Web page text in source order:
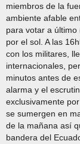
miembros de la
ambiente afable
para votar a
por el sol. A las
con los militares,
internacionales,
minutos antes de
alarma y el
exclusivamente
se sumergen en
de la mañana así
bandera del